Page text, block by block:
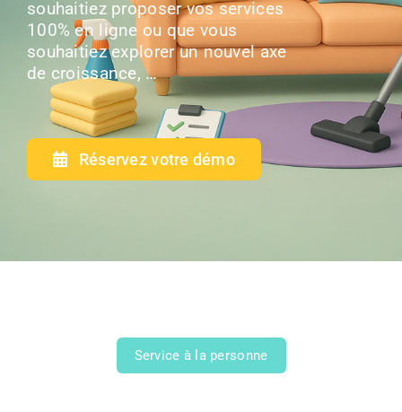
souhaitiez proposer vos services
100% en ligne ou que vous
souhaitiez explorer un nouvel axe
de croissance, …
Réservez votre démo
Service à la personne